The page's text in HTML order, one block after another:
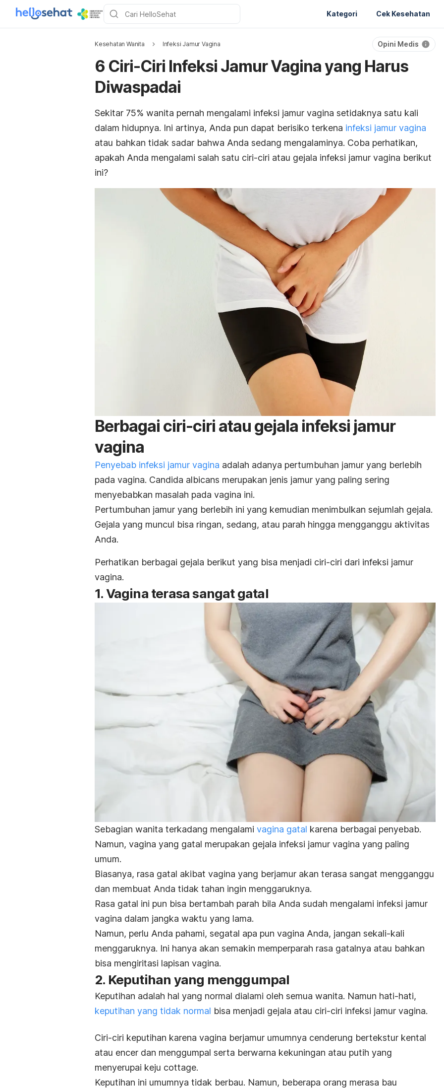
Kategori Cek Kesehatan
Kesehatan Wanita Infeksi Jamur Vagina Opini Medis
6 Ciri-Ciri Infeksi Jamur Vagina yang Harus
Diwaspadai
Sekitar 75% wanita pernah mengalami infeksi jamur vagina setidaknya satu kali
dalam hidupnya. Ini artinya, Anda pun dapat berisiko terkena infeksi jamur vagina
atau bahkan tidak sadar bahwa Anda sedang mengalaminya. Coba perhatikan,
apakah Anda mengalami salah satu ciri-ciri atau gejala infeksi jamur vagina berikut
ini?
Berbagai ciri-ciri atau gejala infeksi jamur
vagina
Penyebab infeksi jamur vagina adalah adanya pertumbuhan jamur yang berlebih
pada vagina. Candida albicans merupakan jenis jamur yang paling sering
menyebabkan masalah pada vagina ini.
Pertumbuhan jamur yang berlebih ini yang kemudian menimbulkan sejumlah gejala.
Gejala yang muncul bisa ringan, sedang, atau parah hingga mengganggu aktivitas
Anda.
Perhatikan berbagai gejala berikut yang bisa menjadi ciri-ciri dari infeksi jamur
vagina.
1. Vagina terasa sangat gatal
Sebagian wanita terkadang mengalami vagina gatal karena berbagai penyebab.
Namun, vagina yang gatal merupakan gejala infeksi jamur vagina yang paling
umum.
Biasanya, rasa gatal akibat vagina yang berjamur akan terasa sangat mengganggu
dan membuat Anda tidak tahan ingin menggaruknya.
Rasa gatal ini pun bisa bertambah parah bila Anda sudah mengalami infeksi jamur
vagina dalam jangka waktu yang lama.
Namun, perlu Anda pahami, segatal apa pun vagina Anda, jangan sekali-kali
menggaruknya. Ini hanya akan semakin memperparah rasa gatalnya atau bahkan
bisa mengiritasi lapisan vagina.
2. Keputihan yang menggumpal
Keputihan adalah hal yang normal dialami oleh semua wanita. Namun hati-hati,
keputihan yang tidak normal bisa menjadi gejala atau ciri-ciri infeksi jamur vagina.
Ciri-ciri keputihan karena vagina berjamur umumnya cenderung bertekstur kental
atau encer dan menggumpal serta berwarna kekuningan atau putih yang
menyerupai keju cottage.
Keputihan ini umumnya tidak berbau. Namun, beberapa orang merasa bau